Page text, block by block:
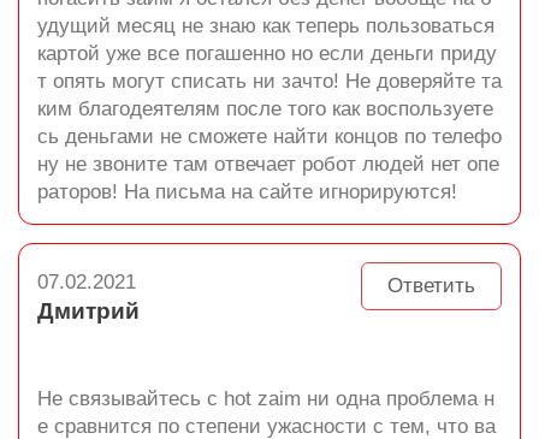
удущий месяц не знаю как теперь пользоваться
картой уже все погашенно но если деньги приду
т опять могут списать ни зачто! Не доверяйте та
ким благодеятелям после того как воспользуете
сь деньгами не сможете найти концов по телефо
ну не звоните там отвечает робот людей нет опе
раторов! На письма на сайте игнорируются!
Ответить
07.02.2021
Дмитрий
Не связывайтесь с hot zaim ни одна проблема н
е сравнится по степени ужасности с тем, что ва